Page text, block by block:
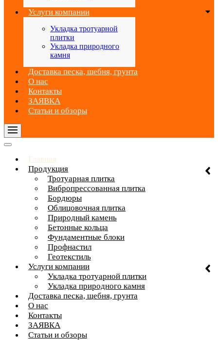
Услуги компании
Укладка тротуарной
плитки
Укладка природного
камня
Доставка песка, щебня, грунта
О нас
Контакты
ЗАЯВКА
Статьи и обзоры
Главная
Продукция
Тротуарная плитка
Вибропрессованная плитка
Бордюры
Облицовочная плитка
Природный камень
Бетонные кольца
Фундаментные блоки
Профнастил
Геотекстиль
Услуги компании
Укладка тротуарной плитки
Укладка природного камня
Доставка песка, щебня, грунта
О нас
Контакты
ЗАЯВКА
Статьи и обзоры